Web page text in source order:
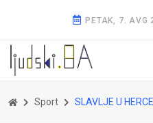
PETAK, 7. AVG
Sport SLAVLJE U HERCEGOVINI: Željo skočio na osmo